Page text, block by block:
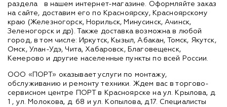
раздела
в нашем интернет-магазине. Оформляйте заказ
на сайте, доставим его по Красноярску, Красноярскому
краю (Железногорск, Норильск, Минусинск, Ачинск,
Зеленогорск и др). Также доставка возможна в любой
город, в том числе: Иркутск, Кызыл, Абакан, Томск, Якутск,
Омск, Улан-Удэ, Чита, Хабаровск, Благовещенск,
Кемерово и другие населенные пункты по всей России.
ООО «ПОРТ» оказывает услуги по монтажу,
обслуживанию и ремонту техники. Ждем вас в торгово-
сервисном центре ПОРТ в Красноярске на ул. Крылова, д.
1 , ул. Молокова, д. 68 и ул. Копылова, д.17. Специалисты